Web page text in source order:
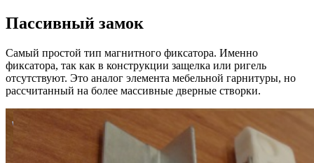
Пассивный замок
Самый простой тип магнитного фиксатора. Именно
фиксатора, так как в конструкции защелка или ригель
отсутствуют. Это аналог элемента мебельной гарнитуры, но
рассчитанный на более массивные дверные створки.